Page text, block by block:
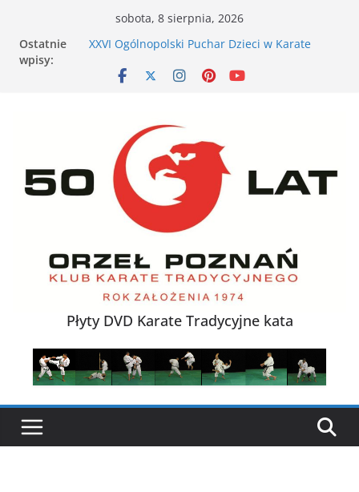
treści
sobota, 8 sierpnia, 2026
Ostatnie
wpisy:
XXVI Ogólnopolski Puchar Dzieci w Karate
Nieśmiałe dziecko na tatami – jak karate
XXXVII Mistrzostwa Polski w Karate
Tradycyjnym
VII Otwarte Mistrzostwa Wielkopolski w Karate
Tradycyjnym – Poznań, 17 maja 2026 r.
Płyty DVD Karate Tradycyjne kata